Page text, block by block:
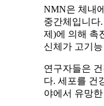
NMN은 체내
중간체입니다
제)에 의해 촉
신체가 고기
연구자들은
다. 세포를 건
야에서 유망